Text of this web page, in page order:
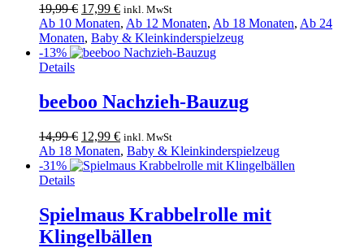
19,99€ Ursprünglicher
Preis
war:
19,99 €
17,99 €Aktueller
Preis
ist:
17,99 €.
inkl. MwSt
Ab 10 Monaten, Ab 12 Monaten, Ab 18 Monaten, Ab 24
Monaten, Baby & Kleinkinderspielzeug
-13%
Details
beeboo Nachzieh-Bauzug
14,99€ Ursprünglicher
Preis
war:
12,99 €Aktueller
Preis
ist:
inkl. MwSt
Ab 18 Monaten, Baby & Kleinkinderspielzeug
-31%
Details
Spielmaus Krabbelrolle mit
Klingelbällen